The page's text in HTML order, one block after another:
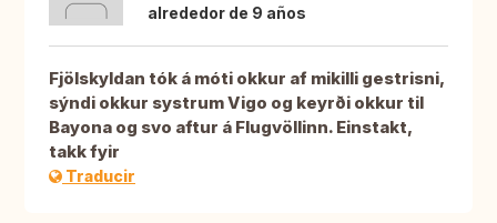
alrededor de 9 años
Fjölskyldan tók á móti okkur af mikilli gestrisni,
sýndi okkur systrum Vigo og keyrði okkur til
Bayona og svo aftur á Flugvöllinn. Einstakt,
takk fyir
Traducir